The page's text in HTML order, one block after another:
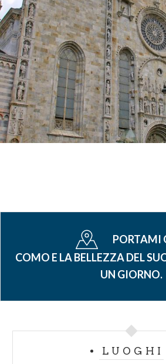
PORTAMI
COMO E LA BELLEZZA DEL
UN GIORNO.
LUOGHI